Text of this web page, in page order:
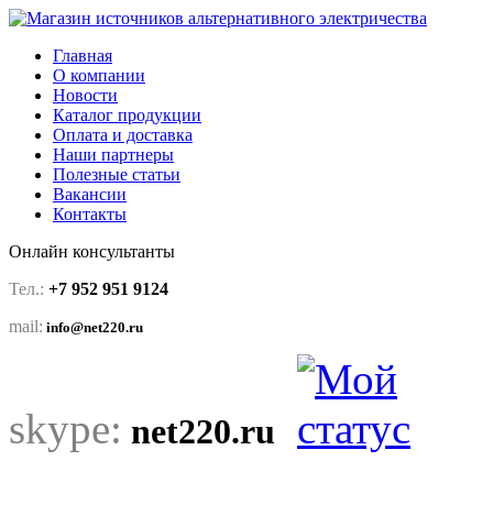
Главная
О компании
Новости
Каталог продукции
Оплата и доставка
Наши партнеры
Полезные статьи
Вакансии
Контакты
Онлайн консультанты
Тел.: +7 952 951 9124
mail: info@net220.ru
skype: net220.ru